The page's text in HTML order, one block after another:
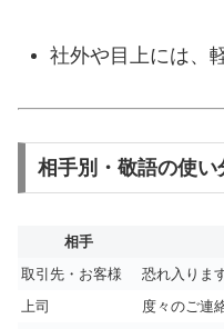
社外や目上には、
相手別・敬語の使い
相手
取引先・お客様
恐れ入りま
上司
度々のご連